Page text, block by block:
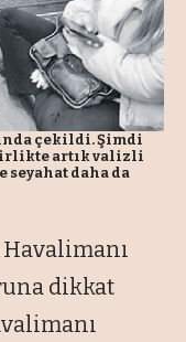
çekildi. Şimdi
artık valizli
seyahat daha da
dikkat